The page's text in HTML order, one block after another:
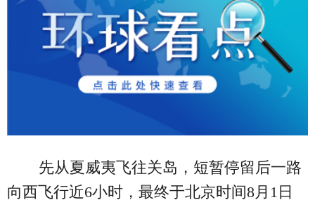
先从夏威夷飞往关岛，短暂停留后一路
向西飞行近6小时，最终于北京时间8月1日